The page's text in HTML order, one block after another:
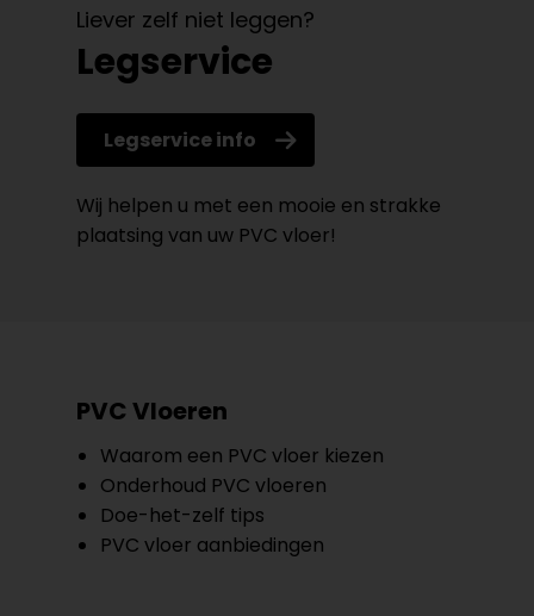
Liever zelf niet leggen?
Legservice
Legservice info
Wij helpen u met een mooie en strakke
plaatsing van uw PVC vloer!
PVC Vloeren
Waarom een PVC vloer kiezen
Onderhoud PVC vloeren
Doe-het-zelf tips
PVC vloer aanbiedingen